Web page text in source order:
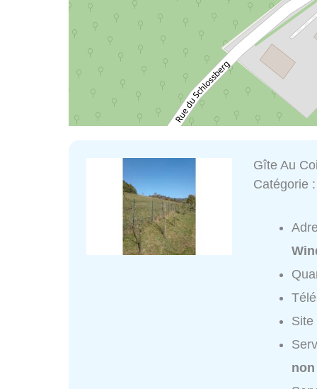
Gîte Au
Catégorie